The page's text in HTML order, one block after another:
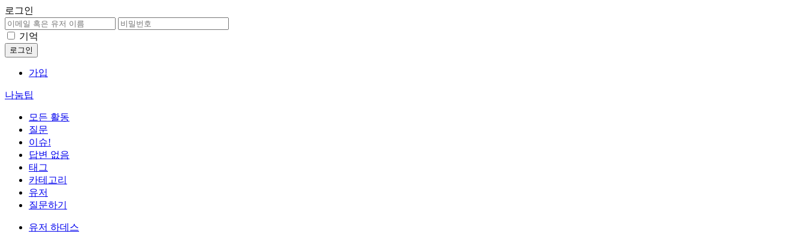
로그인
기억
가입
나눔팁
모든 활동
질문
이슈!
답변 없음
태그
카테고리
유저
질문하기
유저 하데스